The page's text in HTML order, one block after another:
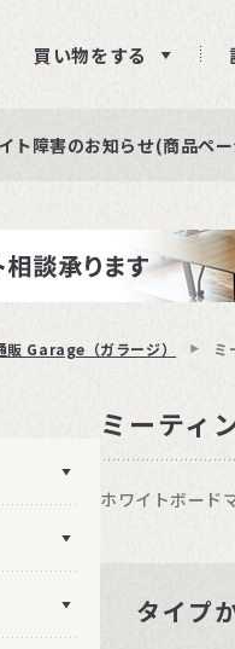
買い物をする
限定プレゼント│レビュー
ページ障害復旧のお知らせ
ト障害のお知らせ(商品ペ
販 Garage（ガラージ） ミ
ミーティ
ホワイトボード
タイプ